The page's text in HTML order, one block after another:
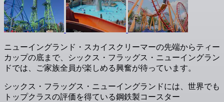
ニューイングランド・スカイスクリーマーの先端からティー
カップの底まで、シックス・フラッグス・ニューイングラン
ドでは、ご家族全員が楽しめる興奮が待っています。
シックス・フラッグス・ニューイングランドには、世界でも
トップクラスの評価を得ている鋼鉄製コースター